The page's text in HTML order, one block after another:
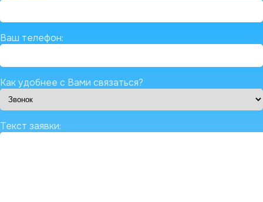
Ваш телефон:
Как удобнее с Вами связаться?
Текст заявки: